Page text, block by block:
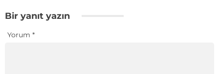
Bir yanıt yazın
Yorum *